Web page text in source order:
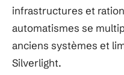
infrastructures et
automatismes se
anciens systèmes et
Silverlight.